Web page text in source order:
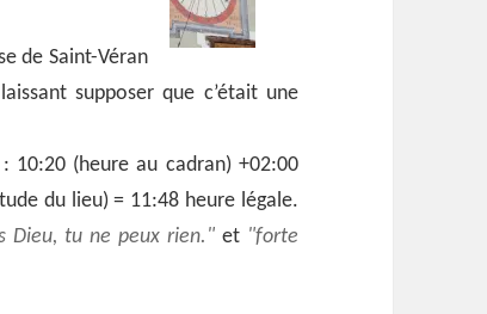
de Saint-Véran
supposer que c’était une
10:20 (heure au cadran) +02:00
du lieu) = 11:48 heure légale.
Dieu, tu ne peux rien. et
forte